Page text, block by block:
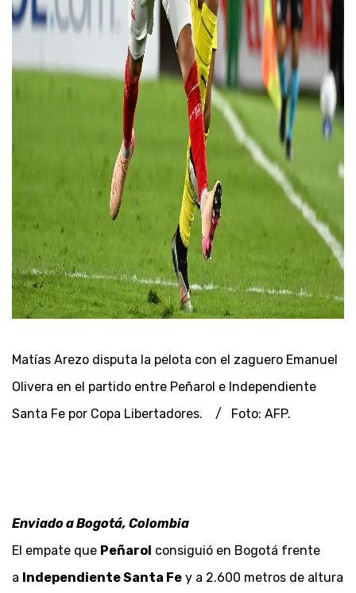
Matías Arezo disputa la pelota con el zaguero Emanuel
Olivera en el partido entre Peñarol e Independiente
Santa Fe por Copa Libertadores. / Foto: AFP.
Enviado a Bogotá, Colombia
El empate que Peñarol consiguió en Bogotá frente
a Independiente Santa Fe y a 2.600 metros de altura